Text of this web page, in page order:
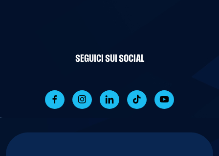
SEGUICI SUI SOCIAL